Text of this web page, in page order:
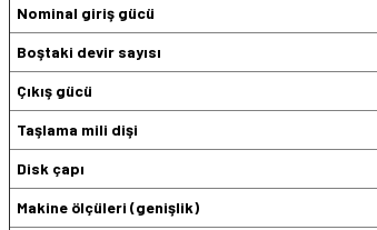
Nominal giriş gücü
Boştaki devir sayısı
Çıkış gücü
Taşlama mili dişi
Disk çapı
Makine ölçüleri (genişlik)